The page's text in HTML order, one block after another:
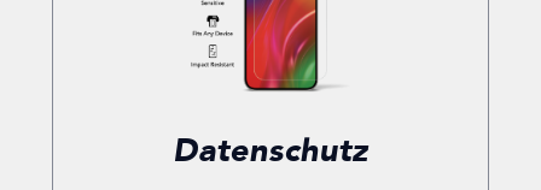
Datenschutz